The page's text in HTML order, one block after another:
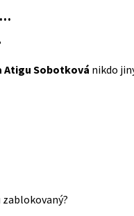
Atigu Sobotková nikdo
zablokovaný?